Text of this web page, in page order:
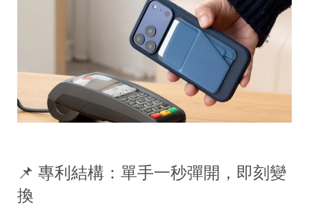
📌 專利結構：單手一秒彈開，即刻變
換